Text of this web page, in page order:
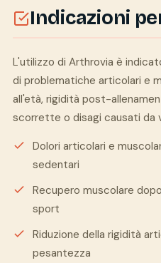
Indicazioni
L'utilizzo di Arthrovia è
di problematiche articolari e
all'età, rigidità post-
scorrette o disagi causati da
Dolori articolari e
sedentari
Recupero muscolare
sport
Riduzione della rigidità
pesantezza